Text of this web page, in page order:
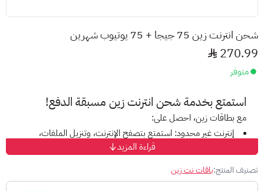
شحن انترنت زين 75 جيجا + 75 يوتيوب شهرين
270.99
متوفر
استمتع بخدمة شحن انترنتزين مسبقة الدفع!
مع بطاقات زين، احصل على:
إنترنت غير محدود: استمتع بتصفح الإنترنت، وتنزيل الملفات،
ومشاهدة الفيديوهات دون قيود على البيانات.
عروض متنوعة:
احتياجاتك وميزانيتك.
قراءة المزيد
تصنيف المنتج:باقات نت زين